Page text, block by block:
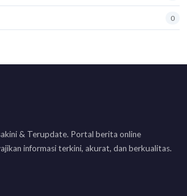
0
& Terupdate. Portal berita online
informasi terkini, akurat, dan berkualitas.